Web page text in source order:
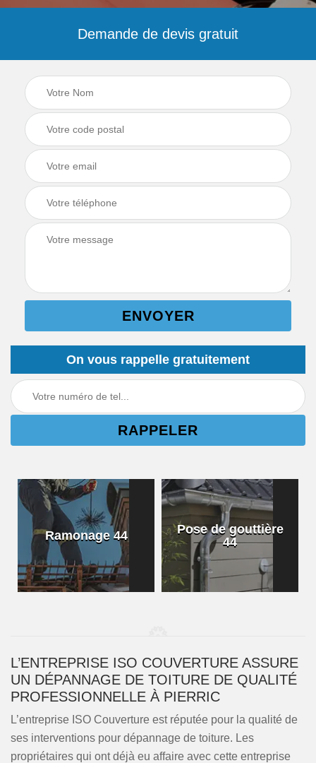
Demande de devis gratuit
On vous rappelle gratuitement
Ramonage 44
Pose de gouttière
44
L’ENTREPRISE ISO COUVERTURE ASSURE
UN DÉPANNAGE DE TOITURE DE QUALITÉ
PROFESSIONNELLE À PIERRIC
L’entreprise ISO Couverture est réputée pour la qualité de
ses interventions pour dépannage de toiture. Les
propriétaires qui ont déjà eu affaire avec cette entreprise